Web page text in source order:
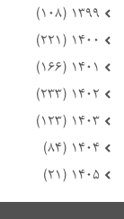
۱۳۹۹ (۱۰۸)
۱۴۰۰ (۲۲۱)
۱۴۰۱ (۱۶۶)
۱۴۰۲ (۲۳۳)
۱۴۰۳ (۱۲۳)
۱۴۰۴ (۸۴)
۱۴۰۵ (۲۱)